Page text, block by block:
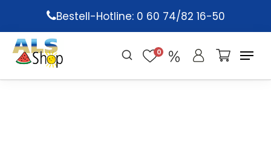
main
content
Bestell-Hotline: 0 60 74/82 16-50
0